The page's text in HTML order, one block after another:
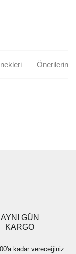
Önerileriniz
AYNI GÜN
KARGO
kadar vereceğiniz